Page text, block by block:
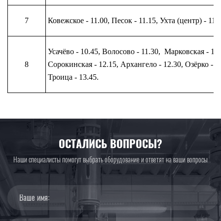
7 Ковежское - 11.00, Песок - 11.15, Ухта (центр) -
8
Усачёво - 10.45, Волосово - 11.30, Марковская -
Сорокинская - 12.15, Архангело - 12.30, Озёрко -
Троица - 13.45.
ОСТАЛИСЬ ВОПРОСЫ?
Наши специалисты помогут выбрать оборудование и ответят на ваши вопросы